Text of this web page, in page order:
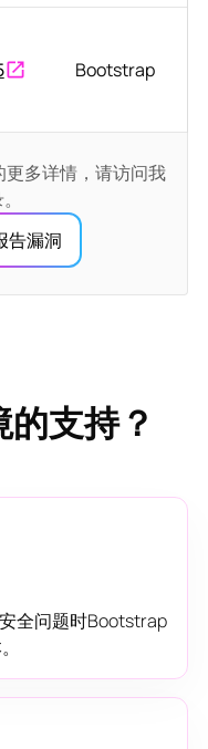
Bootstrap
更多详情，请访问我
告漏洞
支持？
全问题时Bootstrap